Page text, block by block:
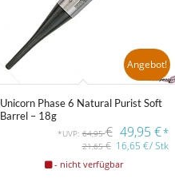
Unicorn Phase 6 Natural Purist Soft
Barrel – 18g
*UVP: 64,95€ 49,95€*
Angebot!
21,65€ 16,65 €/Stk
- nicht verfügbar